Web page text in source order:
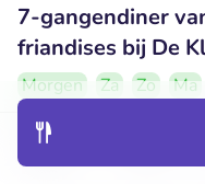
7-gangendiner
friandises bij De
Morgen Za Zo
Ma
9.8
Perfect• 26